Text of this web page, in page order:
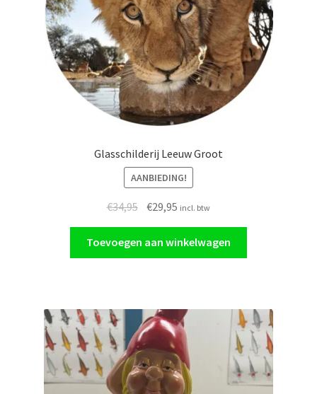
Glasschilderij Leeuw Groot
AANBIEDING!
€34,95 Oorspronkelijke
was:
€34,95.
€29,95 Huidige
is:
€29,95.
incl. btw
Toevoegen aan winkelwagen